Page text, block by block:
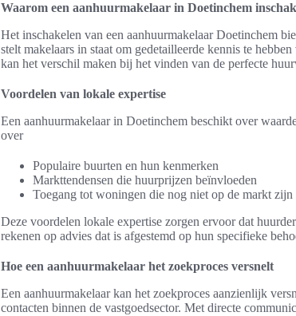
Waarom een aanhuurmakelaar in Doetinchem
Het inschakelen van een aanhuurmakelaar Doetinchem
stelt makelaars in staat om gedetailleerde kennis te
kan het verschil maken bij het vinden van de perfecte
Voordelen van lokale expertise
Een aanhuurmakelaar in Doetinchem beschikt over
over
Populaire buurten en hun kenmerken
Markttendensen die huurprijzen beïnvloeden
Toegang tot woningen die nog niet op de markt zijn
Deze voordelen lokale expertise zorgen ervoor dat
rekenen op advies dat is afgestemd op hun specifieke
Hoe een aanhuurmakelaar het zoekproces versnelt
Een aanhuurmakelaar kan het zoekproces aanzienlijk
contacten binnen de vastgoedsector. Met directe